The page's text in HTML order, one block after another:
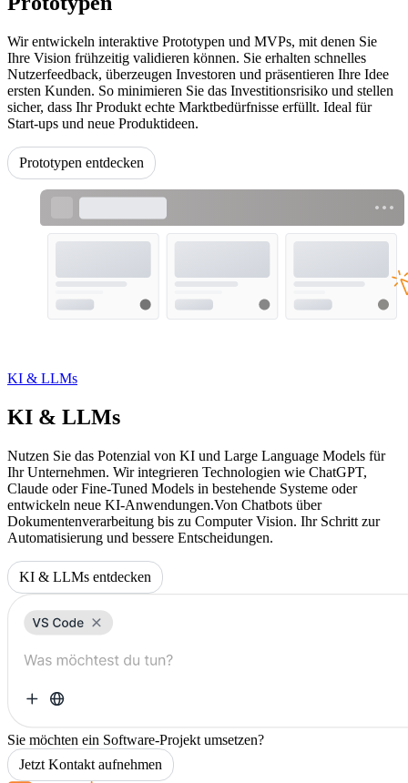
Wir entwickeln interaktive Prototypen und MVPs, mit denen Sie
Ihre Vision frühzeitig validieren können. Sie erhalten schnelles
Nutzerfeedback, überzeugen Investoren und präsentieren Ihre Idee
ersten Kunden. So minimieren Sie das Investitionsrisiko und stellen
sicher, dass Ihr Produkt echte Marktbedürfnisse erfüllt. Ideal für
Start-ups und neue Produktideen.
Prototypen entdecken
KI & LLMs
KI & LLMs
Nutzen Sie das Potenzial von KI und Large Language Models für
Ihr Unternehmen. Wir integrieren Technologien wie ChatGPT,
Claude oder Fine-Tuned Models in bestehende Systeme oder
entwickeln neue KI-Anwendungen.Von Chatbots über
Dokumentenverarbeitung bis zu Computer Vision. Ihr Schritt zur
Automatisierung und bessere Entscheidungen.
KI & LLMs entdecken
Sie möchten ein Software-Projekt umsetzen?
Jetzt Kontakt aufnehmen